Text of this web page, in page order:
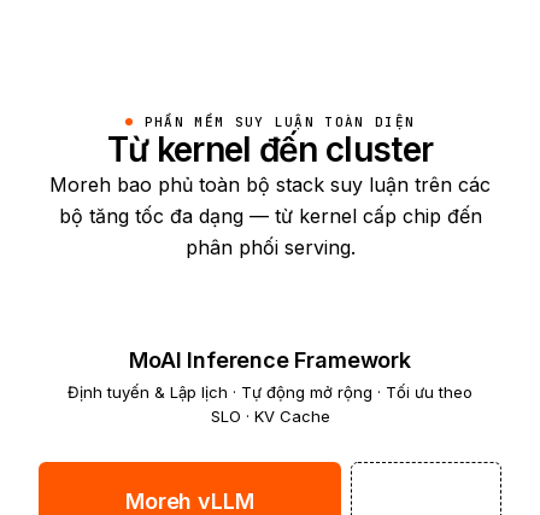
PHẦN MỀM SUY LUẬN TOÀN DIỆN
Từ kernel đến cluster
Moreh bao phủ toàn bộ stack suy luận trên các
bộ tăng tốc đa dạng — từ kernel cấp chip đến
phân phối serving.
MoAI Inference Framework
Định tuyến & Lập lịch · Tự động mở rộng · Tối ưu theo
SLO · KV Cache
Moreh vLLM